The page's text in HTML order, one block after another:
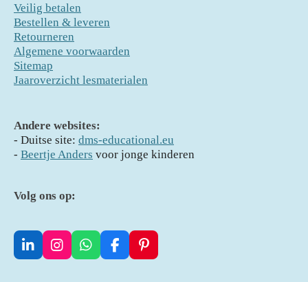
Veilig betalen
Bestellen & leveren
Retourneren
Algemene voorwaarden
Sitemap
Jaaroverzicht lesmaterialen
Andere websites:
- Duitse site: dms-educational.eu
- Beertje Anders voor jonge kinderen
Volg ons op:
L
I
W
F
P